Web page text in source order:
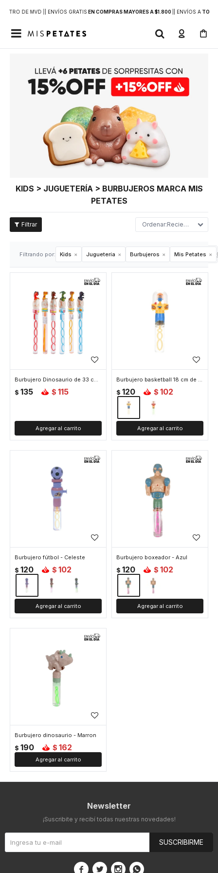
DE MVD | | ENVÍOS GRATIS EN COMPRAS MAYORES A $1.800 | ENVÍOS ATODO

KIDS > JUGUETERÍA > BURBUJEROS MARCA MIS
PETATES
Recientes
Filtrando por: Kids Juguetería Burbujeros Mis Petates
Burbujero Dinosaurio de 33 cm de largo
$ 135 $ 115
Burbujero basketball 18 cm de alto - Amarillo
$ 120 $ 102
Burbujero fútbol - Celeste
$ 120 $ 102
Burbujero boxeador - Azul
$ 120 $ 102
Burbujero dinosaurio - Marron
$ 190 $ 162
Newsletter
¡Suscribite y recibí todas nuestras novedades!
SUSCRIBIRME
   